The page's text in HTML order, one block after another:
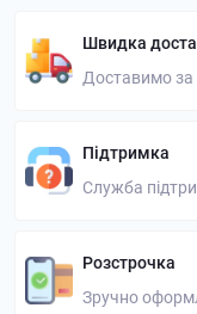
Швидка
Доставимо за
Підтримка
Служба
Розстрочка
Зручно